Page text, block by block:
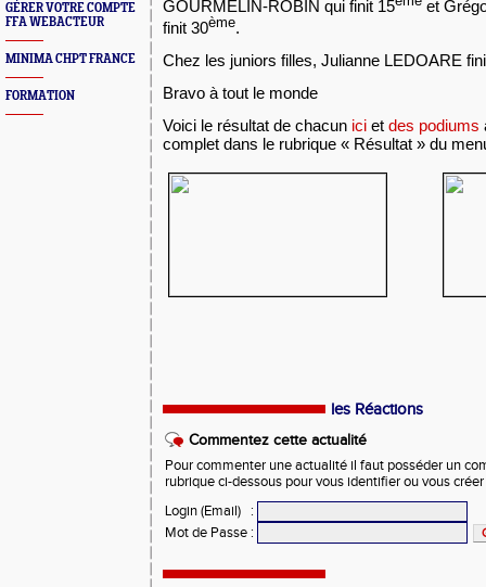
GÉRER VOTRE COMPTE
FFA WEBACTEUR
MINIMA CHPT FRANCE
FORMATION
GOURMELIN-ROBIN qui finit 15
et
finit 30ème.
Chez les juniors filles, Julianne LEDOARE
Bravo à tout le monde
Voici le résultat de chacun ici et des podiums
complet dans le rubrique « Résultat » du
les Réactions
Commentez cette actualité
Pour commenter une actualité il faut posséder un
rubrique ci-dessous pour vous identifier ou vous
Login (Email)
:
Mot de Passe :